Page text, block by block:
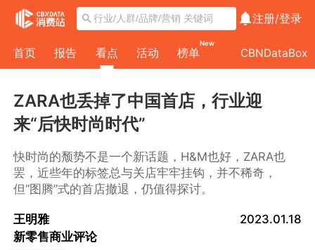
注册/登录
首页 报告 看点 活动 榜单
New
CBNDataBox
ZARA也丢掉了中国首店，行业迎
来“后快时尚时代”
快时尚的颓势不是一个新话题，H&M也好，ZARA也
罢，近些年的标签总与关店牢牢挂钩，并不稀奇，
但“图腾”式的首店撤退，仍值得探讨。
王明雅
新零售商业评论
2023.01.18